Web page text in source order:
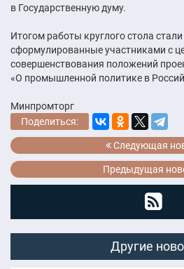
в Государственную думу.
Итогом работы круглого стола
сформулированные участниками с
совершенствования положений
«О промышленной политике в
Минпромторг
Поделиться:
Следующая
Предыдущая
Другие